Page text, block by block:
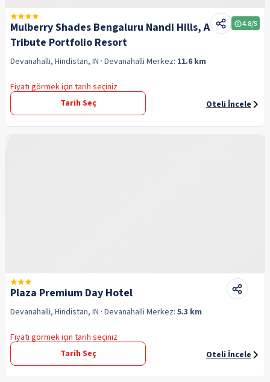
Mulberry Shades Bengaluru Nandi Hills, A
Tribute Portfolio Resort
4.8/5
Devanahalli, Hindistan, IN · Devanahalli Merkez: 11.6 km
Fiyatı görmek için tarih seçiniz
Tarih Seç
Oteli İncele
Plaza Premium Day Hotel
Devanahalli, Hindistan, IN · Devanahalli Merkez: 5.3 km
Fiyatı görmek için tarih seçiniz
Tarih Seç
Oteli İncele